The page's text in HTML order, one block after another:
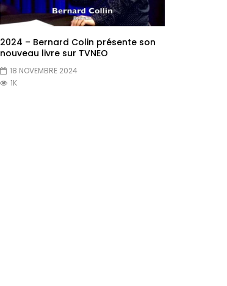
2024 – Bernard Colin présente son
nouveau livre sur TVNEO
18 NOVEMBRE 2024
1K